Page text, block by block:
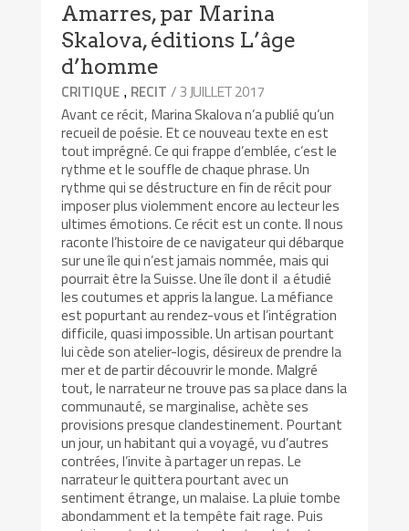
Amarres, par Marina
Skalova, éditions L’âge
d’homme
CRITIQUE , RECIT / 3 JUILLET 2017
Avant ce récit, Marina Skalova n’a publié qu’un
recueil de poésie. Et ce nouveau texte en est
tout imprégné. Ce qui frappe d’emblée, c’est le
rythme et le souffle de chaque phrase. Un
rythme qui se déstructure en fin de récit pour
imposer plus violemment encore au lecteur les
ultimes émotions. Ce récit est un conte. Il nous
raconte l’histoire de ce navigateur qui débarque
sur une île qui n’est jamais nommée, mais qui
pourrait être la Suisse. Une île dont il a étudié
les coutumes et appris la langue. La méfiance
est popurtant au rendez-vous et l’intégration
difficile, quasi impossible. Un artisan pourtant
lui cède son atelier-logis, désireux de prendre la
mer et de partir découvrir le monde. Malgré
tout, le narrateur ne trouve pas sa place dans la
communauté, se marginalise, achète ses
provisions presque clandestinement. Pourtant
un jour, un habitant qui a voyagé, vu d’autres
contrées, l’invite à partager un repas. Le
narrateur le quittera pourtant avec un
sentiment étrange, un malaise. La pluie tombe
abondamment et la tempête fait rage. Puis